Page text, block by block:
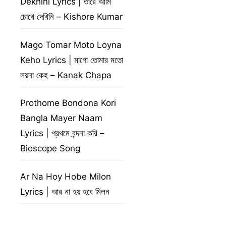
চোখে দেখিনি – Kishore Kumar
Mago Tomar Moto Loyna
Keho Lyrics | মাগো তোমার মতো
লয়না কেহ – Kanak Chapa
Prothome Bondona Kori
Bangla Mayer Naam
Lyrics | প্রথমে বন্দনা করি –
Bioscope Song
Ar Na Hoy Hobe Milon
Lyrics | আর না হয় হবে মিলন